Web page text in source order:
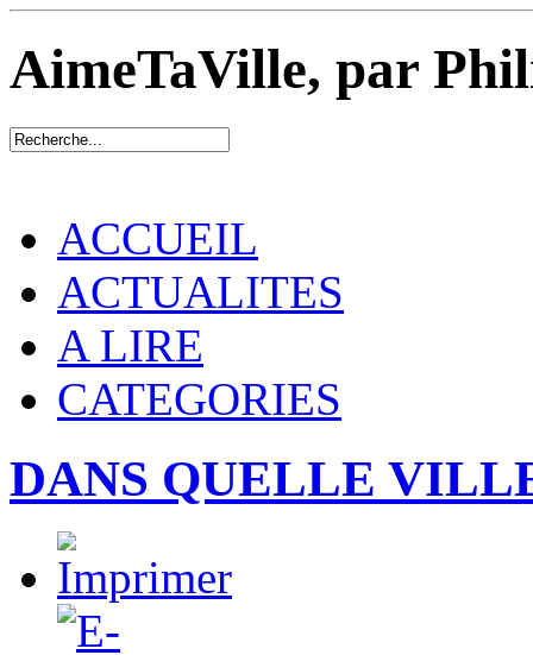
AimeTaVille, par
ACCUEIL
ACTUALITES
A LIRE
CATEGORIES
DANS QUELLE